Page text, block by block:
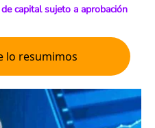
capital sujeto a aprobación
lo resumimos